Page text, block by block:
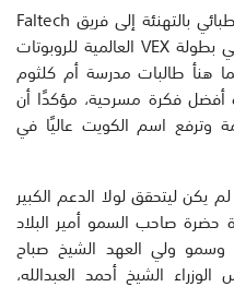
وفي تصريح صحفي، تقدم الوزير الطبطبائي بالتهنئة إلى فريق Faltech
Robotics الحائز على جائزة الحكّام في بطولة VEX العالمية للروبوتات
كما هنأ طالبات مدرسة أم كلثوم
أفضل فكرة مسرحية، مؤكدًا أن
وترفع اسم الكويت عاليًا في
يكن ليتحقق لولا الدعم الكبير
حضرة صاحب السمو أمير البلاد
وسمو ولي العهد الشيخ صباح
الشيخ أحمد العبدالله،